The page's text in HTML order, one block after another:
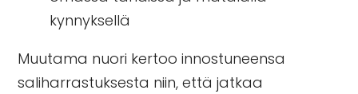
kynnyksellä
Muutama nuori kertoo innostuneensa
saliharrastuksesta niin, että jatkaa